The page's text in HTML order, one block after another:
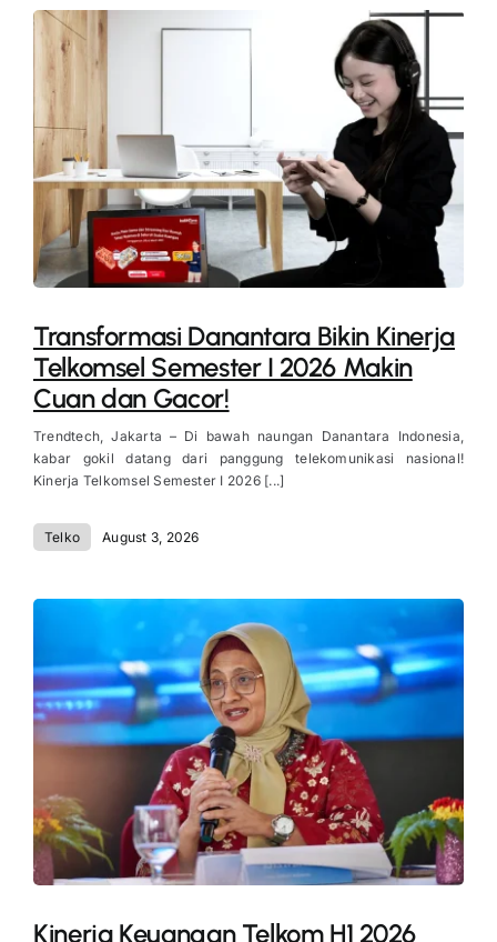
Transformasi Danantara Bikin Kinerja
Telkomsel Semester I 2026 Makin
Cuan dan Gacor!
Trendtech, Jakarta – Di bawah naungan Danantara Indonesia,
kabar gokil datang dari panggung telekomunikasi nasional!
Kinerja Telkomsel Semester I 2026 [...]
Telko August 3, 2026
Kinerja Keuangan Telkom H1 2026